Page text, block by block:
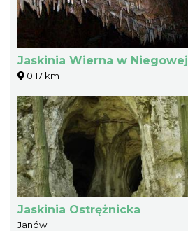
Jaskinia Wierna w Niegowej
0.17 km
Jaskinia Ostrężnicka
Janów